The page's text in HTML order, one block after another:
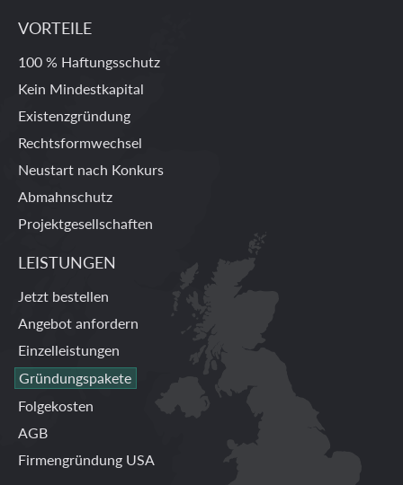
VORTEILE
100 % Haftungsschutz
Kein Mindestkapital
Existenzgründung
Rechtsformwechsel
Neustart nach Konkurs
Abmahnschutz
Projektgesellschaften
LEISTUNGEN
Jetzt bestellen
Angebot anfordern
Einzelleistungen
Gründungspakete
Folgekosten
AGB
Firmengründung USA